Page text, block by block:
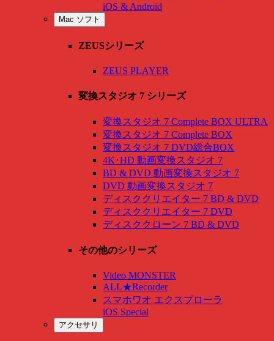
iOS & Android
Mac ソフト
ZEUSシリーズ
ZEUS PLAYER
変換スタジオ 7 シリーズ
変換スタジオ 7 Complete BOX ULTRA
変換スタジオ 7 Complete BOX
変換スタジオ 7 DVD総合BOX
4K･HD 動画変換スタジオ 7
BD & DVD 動画変換スタジオ 7
DVD 動画変換スタジオ 7
ディスククリエイター 7 BD & DVD
ディスククリエイター 7 DVD
ディスククローン 7 BD & DVD
その他のシリーズ
Video MONSTER
ALL★Recorder
スマホワオ エクスプローラ
iOS Special
アクセサリ